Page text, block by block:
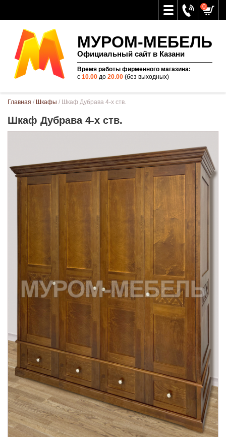
0
МУРОМ-МЕБЕЛЬ
Официальный сайт в Казани
Время работы фирменного магазина:
с 10.00до 20.00(без выходных)
Вы здесь
Главная / Шкафы / Шкаф Дубрава 4-х ств.
Шкаф Дубрава 4-х ств.